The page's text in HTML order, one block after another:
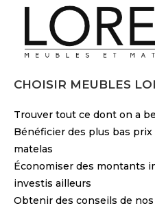
CHOISIR MEUBLES
Trouver tout ce dont on a
Bénéficier des plus bas
matelas
Économiser des montants
investis ailleurs
Obtenir des conseils de